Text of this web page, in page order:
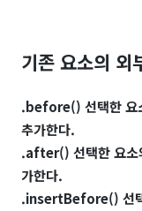
기존 요소의 외
.before() 선택한 요
추가한다.
.after() 선택한 요소
가한다.
.insertBefore() 선택